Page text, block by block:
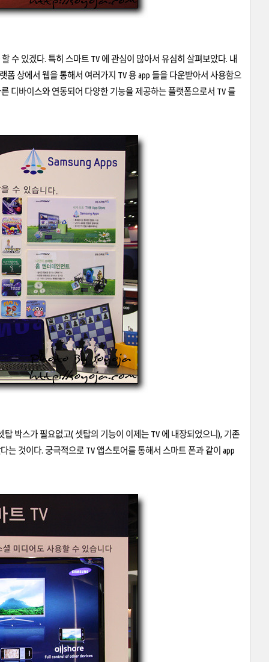
수 있겠다. 특히 스마트 TV 에 관심이 많아서 유심히 살펴보았다. 내
상에서 웹을 통해서 여러가지 TV 용 app 들을 다운받아서 사용함으
디바이스와 연동되어 다양한 기능을 제공하는 플랫폼으로서 TV 를
탑 박스가 필요없고( 셋탑의 기능이 이제는 TV 에 내장되었으니), 기존
것이다. 궁극적으로 TV 앱스토어를 통해서 스마트 폰과 같이 app